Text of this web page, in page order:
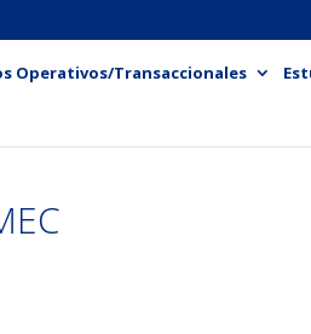
Operativos/Transaccionales